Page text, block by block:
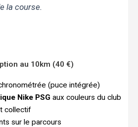
la course.
au 10km (40 €)
(puce intégrée)
Nike PSG aux couleurs du club
collectif
sur le parcours